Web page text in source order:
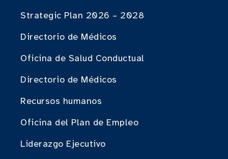
Strategic Plan 2026 – 2028
Directorio de Médicos
Oficina de Salud Conductual
Directorio de Médicos
Recursos humanos
Oficina del Plan de Empleo
Liderazgo Ejecutivo